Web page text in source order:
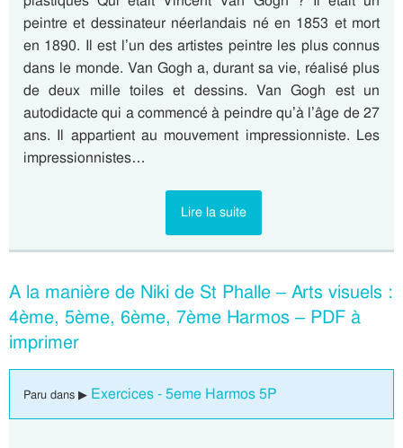
peintre et dessinateur néerlandais né en 1853 et mort
en 1890. Il est l’un des artistes peintre les plus connus
dans le monde. Van Gogh a, durant sa vie, réalisé plus
de deux mille toiles et dessins. Van Gogh est un
autodidacte qui a commencé à peindre qu’à l’âge de 27
ans. Il appartient au mouvement impressionniste. Les
impressionnistes…
Lire la suite
A la manière de Niki de St Phalle – Arts visuels :
4ème, 5ème, 6ème, 7ème Harmos – PDF à
imprimer
Paru dans ▶ Exercices - 5eme Harmos 5P